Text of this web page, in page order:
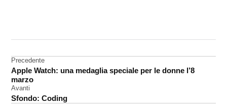
guida
autonoma
Navigazione
articoli
Precedente
Apple Watch: una medaglia speciale per le donne l’8
marzo
Avanti
Sfondo: Coding